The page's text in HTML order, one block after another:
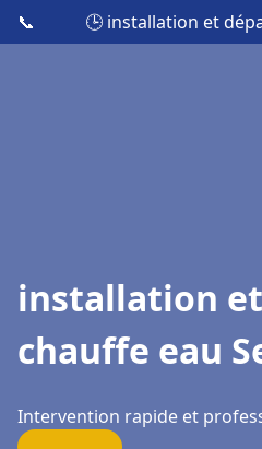
📞 🕒 installation et
installation
chauffe eau
Intervention rapide et